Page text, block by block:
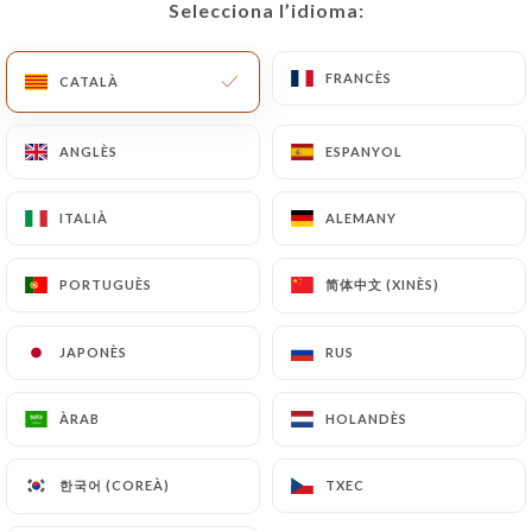
Selecciona l’idioma:
CATALÀ FRANCÈS
ANGLÈS ESPANYOL
ITALIÀ ALEMANY
PORTUGUÈS 简体中文 (XINÈS)
JAPONÈS RUS
ÀRAB HOLANDÈS
한국어 (COREÀ) TXEC
INICI/CONTACTAR
Crêperie Le Plougastel
Selecciona l’idioma:
CATALÀ FRANCÈS
ANGLÈS ESPANYOL
ITALIÀ ALEMANY
PORTUGUÈS 简体中文 (XINÈS)
JAPONÈS RUS
ÀRAB HOLANDÈS
한국어 (COREÀ) TXEC